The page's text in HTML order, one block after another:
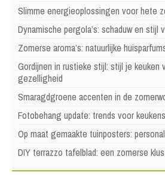
Slimme energieoplossingen voor hete
Dynamische pergola’s: schaduw en stijl
Zomerse aroma’s: natuurlijke
Gordijnen in rustieke stijl: stijl je keuken
gezelligheid
Smaragdgroene accenten in de
Fotobehang update: trends voor
Op maat gemaakte tuinposters:
DIY terrazzo tafelblad: een zomerse